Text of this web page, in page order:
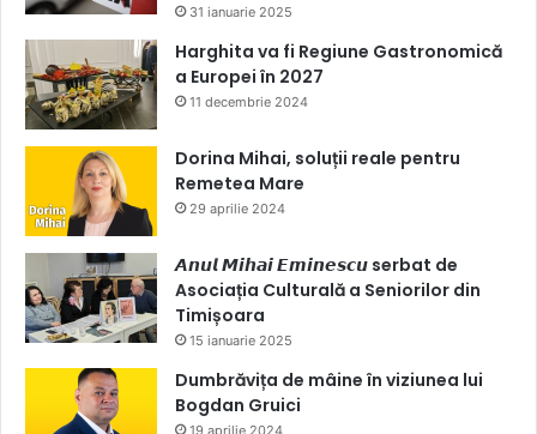
31 ianuarie 2025
Harghita va fi Regiune Gastronomică
a Europei în 2027
11 decembrie 2024
Dorina Mihai, soluții reale pentru
Remetea Mare
29 aprilie 2024
𝘼𝙣𝙪𝙡 𝙈𝙞𝙝𝙖𝙞 𝙀𝙢𝙞𝙣𝙚𝙨𝙘𝙪 serbat de
Asociația Culturală a Seniorilor din
Timișoara
15 ianuarie 2025
Dumbrăvița de mâine în viziunea lui
Bogdan Gruici
19 aprilie 2024